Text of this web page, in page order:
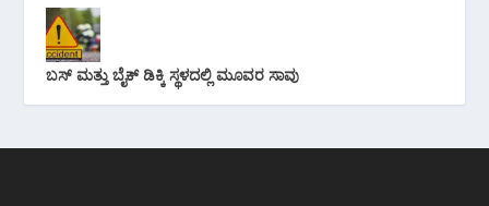
ಬಸ್ ಮತ್ತು ಬೈಕ್ ಡಿಕ್ಕಿ ಸ್ಥಳದಲ್ಲಿ ಮೂವರ ಸಾವು